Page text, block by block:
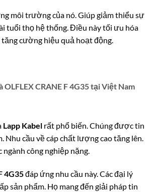
môi trường của nó. Giúp giảm thiểu sự
tuổi thọ hệ thống. Điều này tối ưu hóa
cường hiệu quả hoạt động.
OLFLEX CRANE F 4G35 tại Việt Nam
Lapp Kabel rất phổ biến. Chúng được tin
Nhu cầu về cáp chất lượng cao tăng lên.
công nghiệp nặng.
4G35đáp ứng nhu cầu này. Các đại lý
sản phẩm. Họ mang đến giải pháp tin